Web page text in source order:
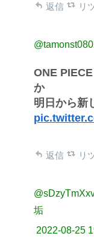
返信 リ
ONE
か
明日から新
返信 リ
垢
2022-08-25